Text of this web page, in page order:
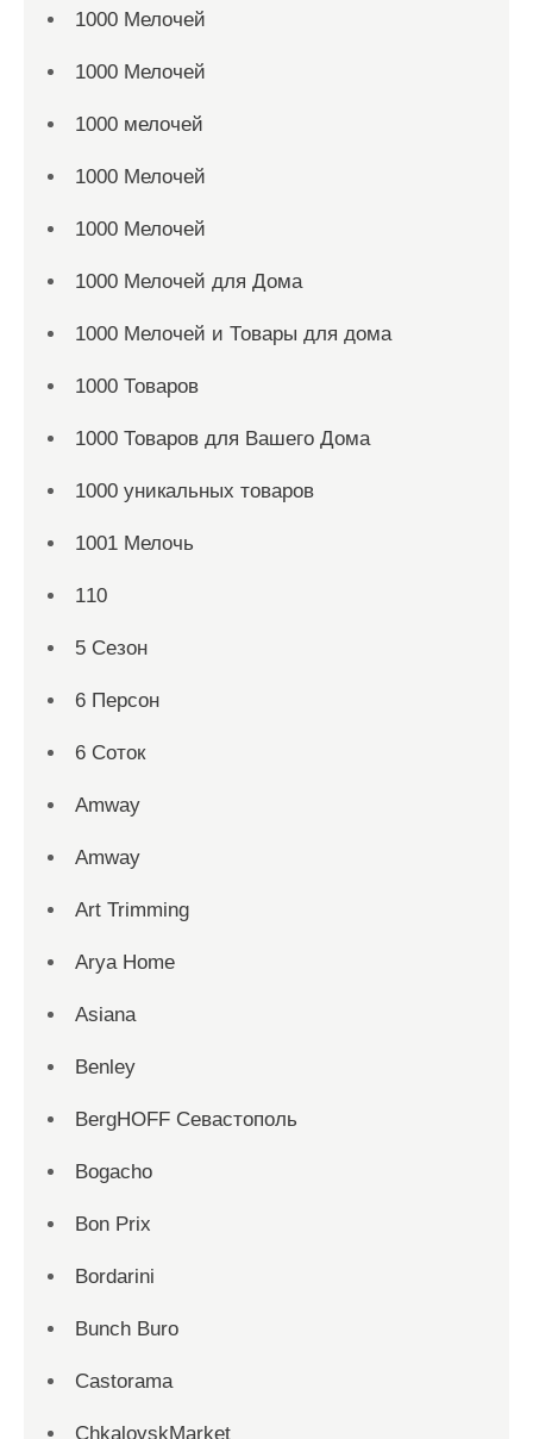
1000 Мелочей
1000 Мелочей
1000 мелочей
1000 Мелочей
1000 Мелочей
1000 Мелочей для Дома
1000 Мелочей и Товары для дома
1000 Товаров
1000 Товаров для Вашего Дома
1000 уникальных товаров
1001 Мелочь
110
5 Сезон
6 Персон
6 Соток
Amway
Amway
Art Trimming
Arya Home
Asiana
Benley
BergHOFF Севастополь
Bogacho
Bon Prix
Bordarini
Bunch Buro
Castorama
ChkalovskMarket